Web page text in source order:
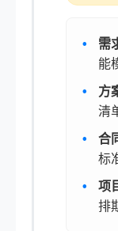
需
能
方
清
合
标
项
排